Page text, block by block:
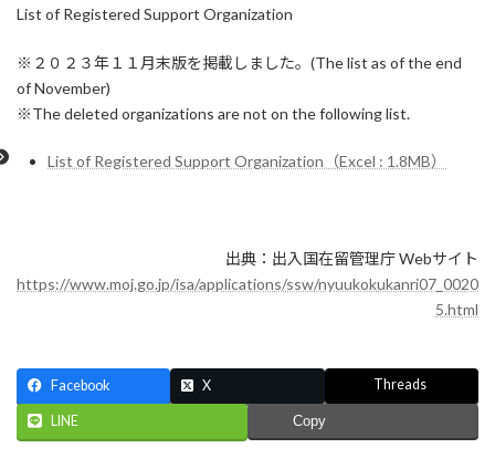
List of Registered Support Organization
※２０２３年１１月末版を掲載しました。(The list as of the end
of November)
※The deleted organizations are not on the following list.
List of Registered Support Organization（Excel : 1.8MB）
出典：出入国在留管理庁 Webサイト
https://www.moj.go.jp/isa/applications/ssw/nyuukokukanri07_0020
5.html
Facebook X Threads
LINE Copy